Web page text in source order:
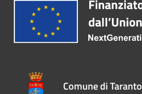
Comune di Taranto